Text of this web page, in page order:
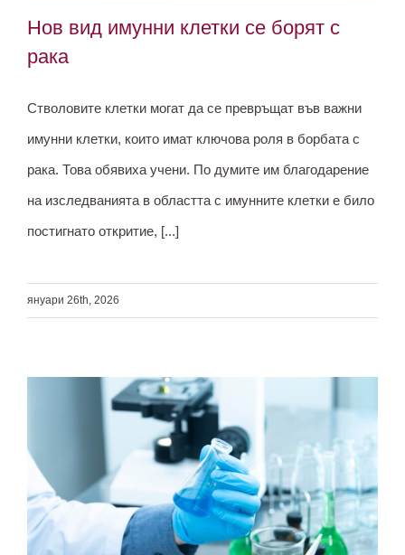
Нов вид имунни клетки се борят с
рака
Нов вид имунни клетки се борят с
рака
Стволовите клетки могат да се превръщат във важни
имунни клетки, които имат ключова роля в борбата с
рака. Това обявиха учени. По думите им благодарение
на изследванията в областта с имунните клетки е било
постигнато откритие, [...]
януари 26th, 2026